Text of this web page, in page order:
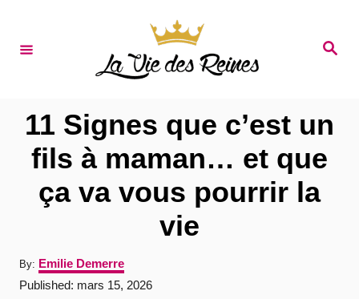
S
11 Signes que c’est un
fils à maman… et que
ça va vous pourrir la
vie
By: A
u
t
Emilie Demerre
P
Published: mars 15, 2026